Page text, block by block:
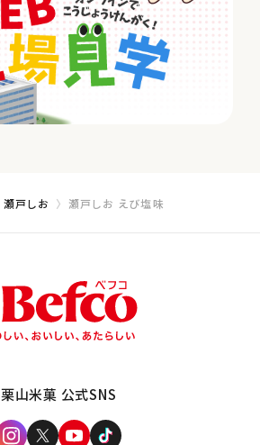
瀬戸しお 瀬戸しお えび塩味
栗山米菓 公式SNS